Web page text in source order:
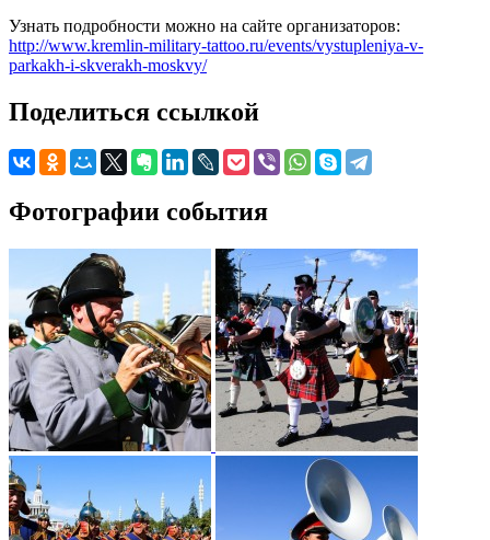
Узнать подробности можно на сайте организаторов:
http://www.kremlin-military-tattoo.ru/events/vystupleniya-v-
parkakh-i-skverakh-moskvy/
Поделиться ссылкой
Фотографии события